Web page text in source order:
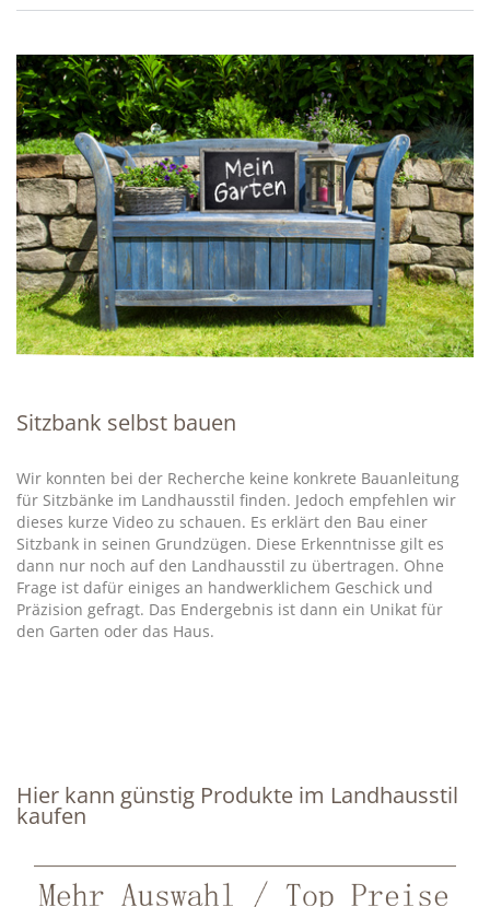
Sitzbank selbst bauen
Wir konnten bei der Recherche keine konkrete Bauanleitung
für Sitzbänke im Landhausstil finden. Jedoch empfehlen wir
dieses kurze Video zu schauen. Es erklärt den Bau einer
Sitzbank in seinen Grundzügen. Diese Erkenntnisse gilt es
dann nur noch auf den Landhausstil zu übertragen. Ohne
Frage ist dafür einiges an handwerklichem Geschick und
Präzision gefragt. Das Endergebnis ist dann ein Unikat für
den Garten oder das Haus.
Hier kann günstig Produkte im Landhausstil
kaufen